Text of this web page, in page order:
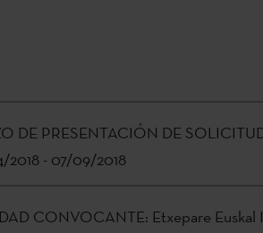
DE PRESENTACIÓN DE
2018 - 07/09/2018
CONVOCANTE: Etxepare Euskal